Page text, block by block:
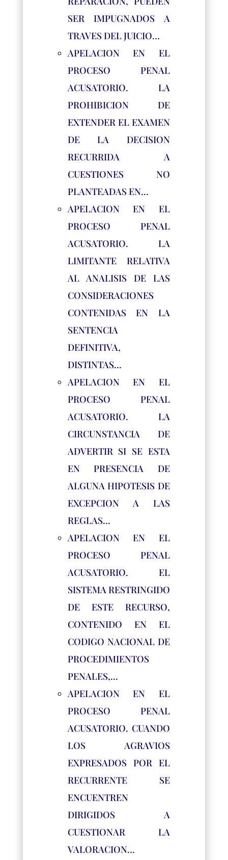
SER IMPUGNADOS A
TRAVES DEL JUICIO…
APELACION EN EL
PROCESO PENAL
ACUSATORIO. LA
PROHIBICION DE
EXTENDER EL EXAMEN
DE LA DECISION
RECURRIDA A
CUESTIONES NO
PLANTEADAS EN…
APELACION EN EL
PROCESO PENAL
ACUSATORIO. LA
LIMITANTE RELATIVA
AL ANALISIS DE LAS
CONSIDERACIONES
CONTENIDAS EN LA
SENTENCIA
DEFINITIVA,
DISTINTAS…
APELACION EN EL
PROCESO PENAL
ACUSATORIO. LA
CIRCUNSTANCIA DE
ADVERTIR SI SE ESTA
EN PRESENCIA DE
ALGUNA HIPOTESIS DE
EXCEPCION A LAS
REGLAS…
APELACION EN EL
PROCESO PENAL
ACUSATORIO. EL
SISTEMA RESTRINGIDO
DE ESTE RECURSO,
CONTENIDO EN EL
CODIGO NACIONAL DE
PROCEDIMIENTOS
PENALES,…
APELACION EN EL
PROCESO PENAL
ACUSATORIO. CUANDO
LOS AGRAVIOS
EXPRESADOS POR EL
RECURRENTE SE
ENCUENTREN
DIRIGIDOS A
CUESTIONAR LA
VALORACION…